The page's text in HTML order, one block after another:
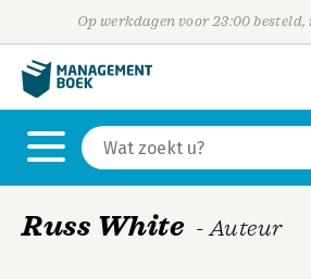
Op werkdagen voor 23:00
Russ White - Auteur